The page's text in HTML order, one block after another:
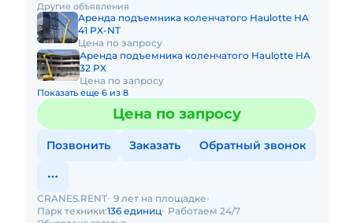
Вес: 8120кг Грузопо
Другие объявления
Аренда подъемника коленчатого Haulotte HA
41 PX-NT
Цена по запросу
Аренда подъемника коленчатого Haulotte HA
32 PX
Цена по запросу
Показать еще 6 из 8
Цена по запросу
Позвонить Заказать Обратный звонок
CRANES.RENT 9 лет на площадке
Парк техники:136 единиц Работаем 24/7